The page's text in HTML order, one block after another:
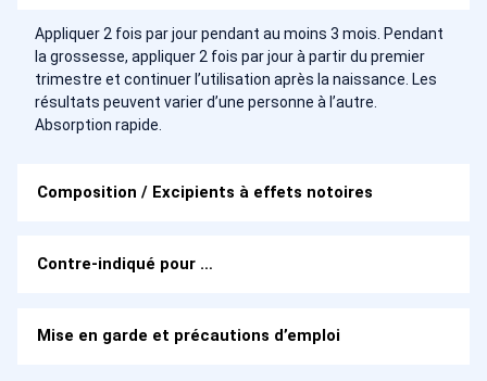
Appliquer 2 fois par jour pendant au moins 3 mois. Pendant
la grossesse, appliquer 2 fois par jour à partir du premier
trimestre et continuer l’utilisation après la naissance. Les
résultats peuvent varier d’une personne à l’autre.
Absorption rapide.
Composition / Excipients à effets notoires
Contre-indiqué pour …
Mise en garde et précautions d’emploi